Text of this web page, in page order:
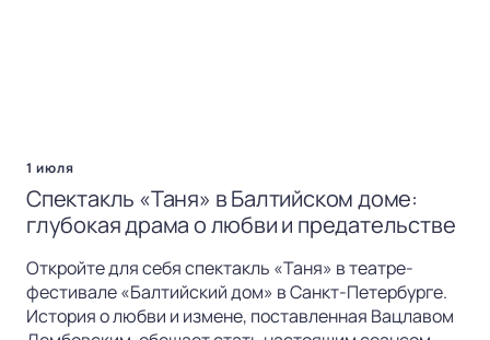
1 июля
Спектакль «Таня» в Балтийском доме:
глубокая драма о любви и предательстве
Откройте для себя спектакль «Таня» в театре-
фестивале «Балтийский дом» в Санкт-Петербурге.
История о любви и измене, поставленная Вацлавом